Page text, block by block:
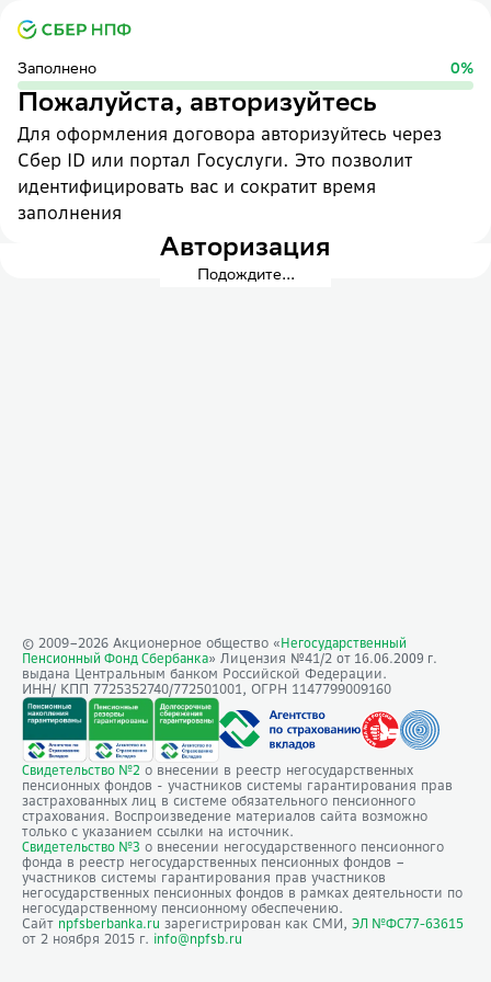
Заполнено 0%
Пожалуйста, авторизуйтесь
Для оформления договора авторизуйтесь через
Сбер ID или портал Госуслуги. Это позволит
идентифицировать вас и сократит время
заполнения
Авторизация
Подождите...
© 2009–2026 Акционерное общество « Негосударственный
Пенсионный Фонд Сбербанка» Лицензия №41/2 от 16.06.2009 г.
выдана Центральным банком Российской Федерации.
ИНН/ КПП 7725352740/772501001, ОГРН 1147799009160
Свидетельство №2 о внесении в реестр негосударственных
пенсионных фондов - участников системы гарантирования прав
застрахованных лиц в системе обязательного пенсионного
страхования. Воспроизведение материалов сайта возможно
только с указанием ссылки на источник.
Свидетельство №3 о внесении негосударственного пенсионного
фонда в реестр негосударственных пенсионных фондов –
участников системы гарантирования прав участников
негосударственных пенсионных фондов в рамках деятельности по
негосударственному пенсионному обеспечению.
Сайт npfsberbanka.ru зарегистрирован как СМИ, ЭЛ №ФС77-63615
от 2 ноября 2015 г. info@npfsb.ru